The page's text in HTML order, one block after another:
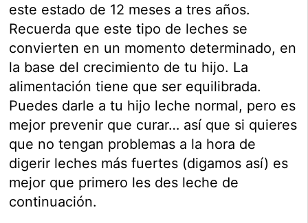
este estado de 12 meses a tres años.
Recuerda que este tipo de leches se
convierten en un momento determinado, en
la base del crecimiento de tu hijo. La
alimentación tiene que ser equilibrada.
Puedes darle a tu hijo leche normal, pero es
mejor prevenir que curar… así que si quieres
que no tengan problemas a la hora de
digerir leches más fuertes (digamos así) es
mejor que primero les des leche de
continuación.